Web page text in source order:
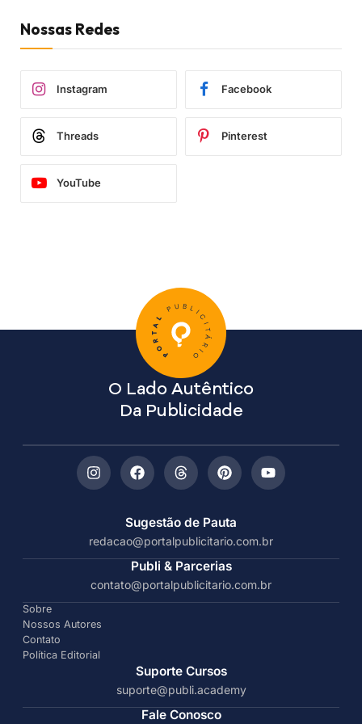
Nossas Redes
Instagram Facebook
Threads Pinterest
YouTube
Sugestão de Pauta
redacao@portalpublicitario.com.br
Publi & Parcerias
contato@portalpublicitario.com.br
Sobre
Nossos Autores
Contato
Política Editorial
O Lado Autêntico
Da Publicidade
Suporte Cursos
suporte@publi.academy
Fale Conosco